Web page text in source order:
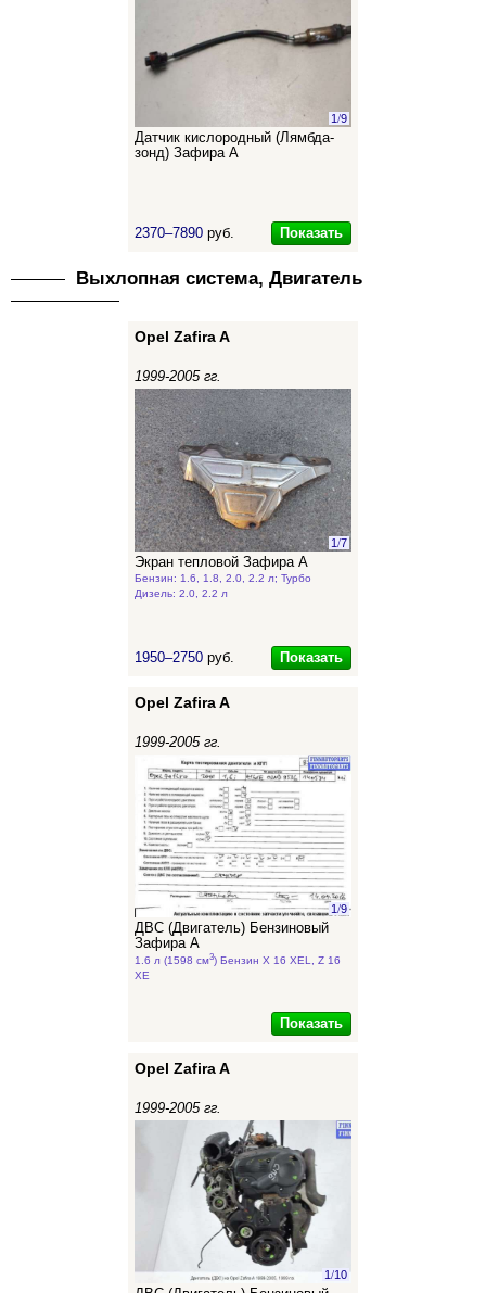
1/9
Датчик кислородный (Лямбда-
зонд) Зафира А
2370–7890 руб. Показать
Выхлопная система, Двигатель
Opel Zafira A
1999-2005 гг.
1/7
Экран тепловой Зафира А
Бензин: 1.6, 1.8, 2.0, 2.2 л; Турбо
Дизель: 2.0, 2.2 л
1950–2750 руб. Показать
Opel Zafira A
1999-2005 гг.
1/9
ДВС (Двигатель) Бензиновый
Зафира А
1.6 л (1598 см3) Бензин X 16 XEL, Z 16
XE
Показать
Opel Zafira A
1999-2005 гг.
1/10